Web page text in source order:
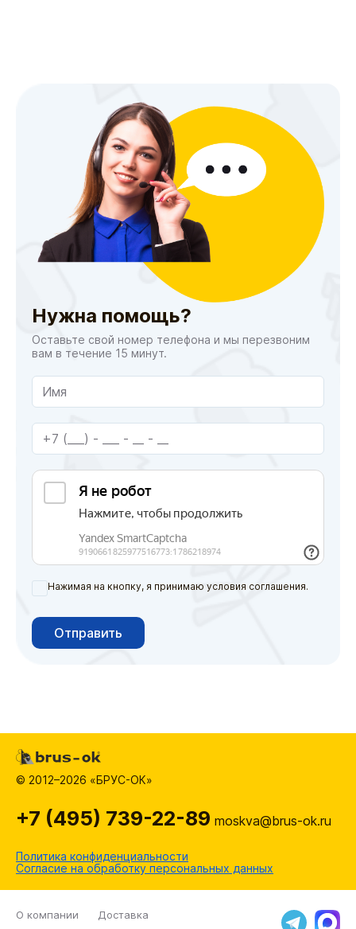
Нужна помощь?
Оставьте свой номер телефона и мы перезвоним
вам в течение 15 минут.
Нажимая на кнопку, я принимаю условия соглашения.
Отправить
© 2012–2026 «БРУС-ОК»
Политика конфиденциальности
Согласие на обработку персональных данных
+7 (495) 739-22-89 moskva@brus-ok.ru
О компании Доставка